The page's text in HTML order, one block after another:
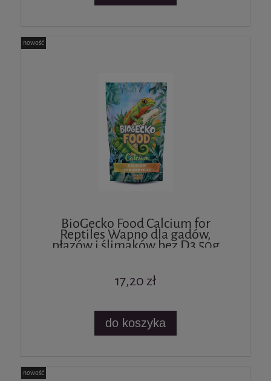
BioGecko Food Calcium for
Reptiles Wapno dla gadów,
płazów i ślimaków bez D3 50g
17,20 zł
do koszyka
nowość
nowość